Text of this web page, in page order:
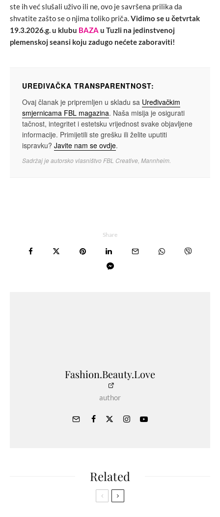
ste ih već slušali uživo ili ne, ovo je savršena prilika da
shvatite zašto se o njima toliko priča.Vidimo se u četvrtak
19.3.2026.g. u klubu BAZA u Tuzli na jedinstvenoj
plemenskoj seansi koju zadugo nećete zaboraviti!
UREĐIVAČKA TRANSPARENTNOST:
Ovaj članak je pripremljen u skladu sa Uređivačkim
smjernicama FBL magazina. Naša misija je osigurati
tačnost, integritet i estetsku vrijednost svake objavljene
informacije. Primijetili ste grešku ili želite uputiti
ispravku? Javite nam se ovdje.
Sadržaj je autorsko vlasništvo FBL Creative, Mannheim.
Share
Fashion.Beauty.Love
author
Related